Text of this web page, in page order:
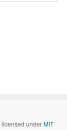
licensed underMIT